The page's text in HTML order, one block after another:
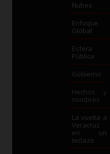
Nubes
Enfoque
Global
Esfera
Pública
Gobierno
Hechos y
nombres
La vuelta a
Veracruz
en un
teclazo